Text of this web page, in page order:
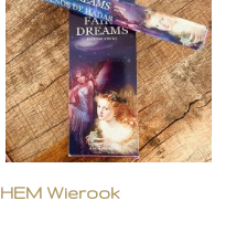
HEM Wierook